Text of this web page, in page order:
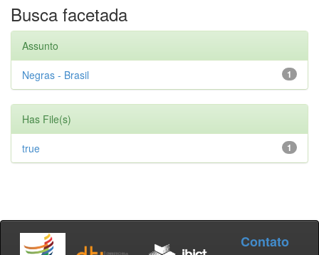
Busca facetada
Assunto
1
Negras - Brasil
Has File(s)
1
true
Contato